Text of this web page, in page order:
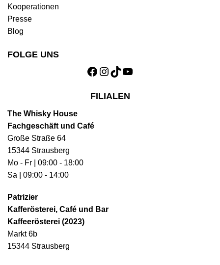
Kooperationen
Presse
Blog
FOLGE UNS
Facebook
Instagram
TikTokYouTube
FILIALEN
The Whisky House
Fachgeschäft und Café
Große Straße 64
15344 Strausberg
Mo - Fr | 09:00 - 18:00
Sa | 09:00 - 14:00
Patrizier
Kafferösterei, Café und Bar
Kaffeerösterei (2023)
Markt 6b
15344 Strausberg